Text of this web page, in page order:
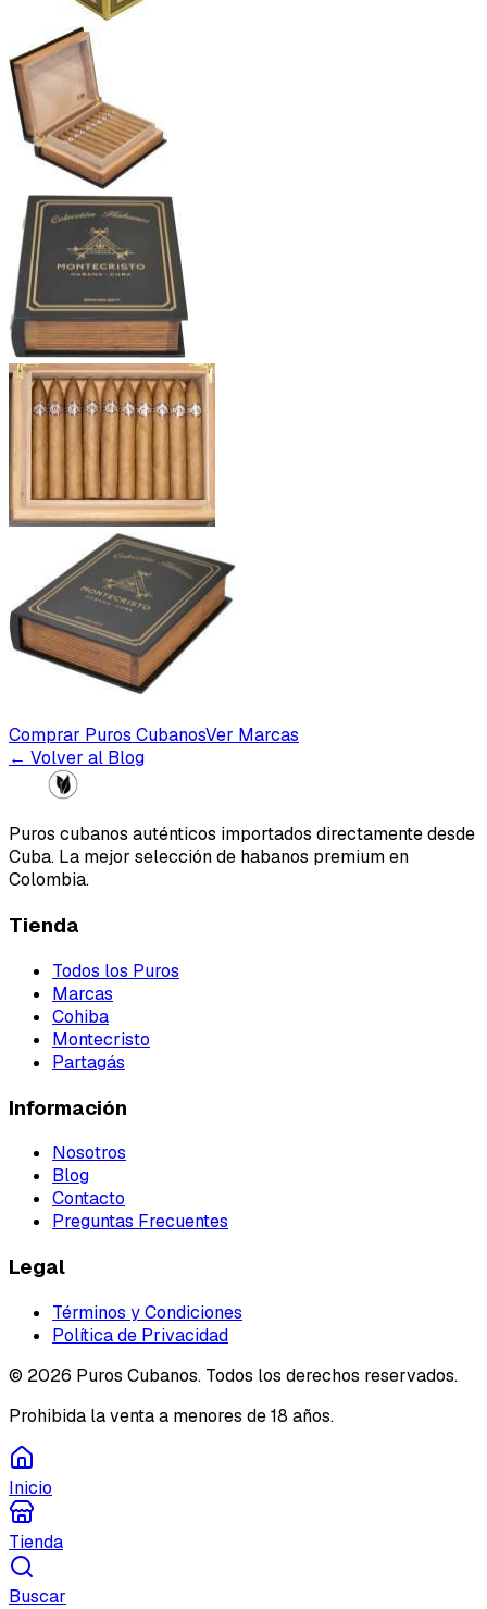
Comprar Puros CubanosVer Marcas
← Volver al Blog
Puros cubanos auténticos importados directamente desde
Cuba. La mejor selección de habanos premium en
Colombia.
Tienda
Todos los Puros
Marcas
Cohiba
Montecristo
Partagás
Información
Nosotros
Blog
Contacto
Preguntas Frecuentes
Legal
Términos y Condiciones
Política de Privacidad
© 2026 Puros Cubanos. Todos los derechos reservados.
Prohibida la venta a menores de 18 años.
Inicio
Tienda
Buscar